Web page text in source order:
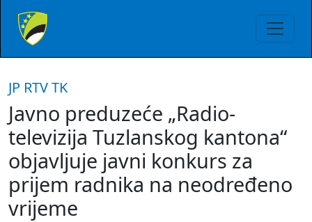
JP RTV TK
Javno preduzeće „Radio-
televizija Tuzlanskog kantona“
objavljuje javni konkurs za
prijem radnika na neodređeno
vrijeme